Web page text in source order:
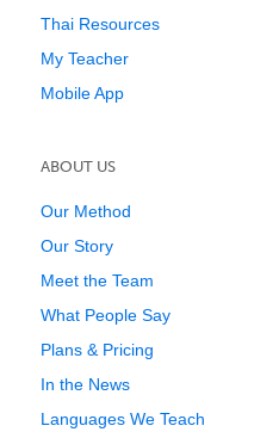
Thai Resources
My Teacher
Mobile App
ABOUT US
Our Method
Our Story
Meet the Team
What People Say
Plans & Pricing
In the News
Languages We Teach